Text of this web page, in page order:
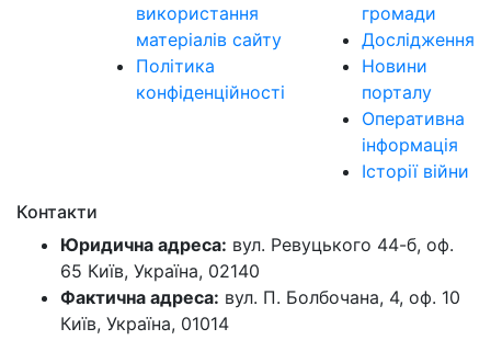
використання
матеріалів сайту
Політика
конфіденційності
громади
Дослідження
Новини
порталу
Оперативна
інформація
Історії війни
Контакти
Юридична адреса: вул. Ревуцького 44-б, оф.
65 Київ, Україна, 02140
Фактична адреса: вул. П. Болбочана, 4, оф. 10
Київ, Україна, 01014